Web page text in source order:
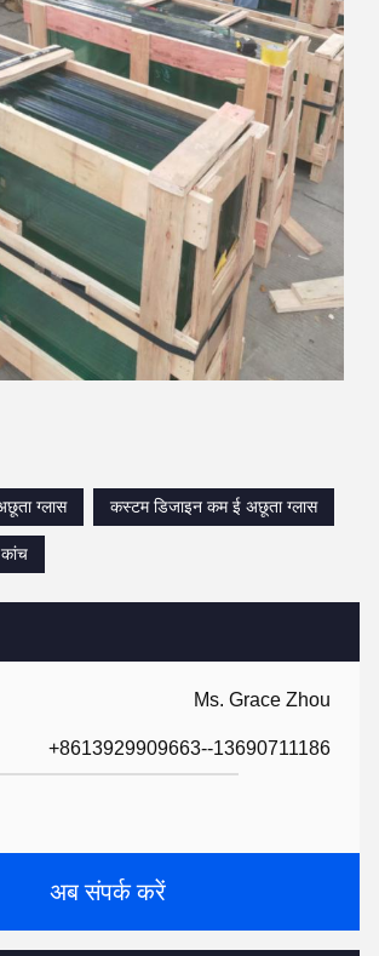
Ms. Grace Zhou
+8613929909663--13690711186
अब संपर्क करें
ग्लास
कस्टम डिजाइन कम ई अछूता ग्लास
कांच